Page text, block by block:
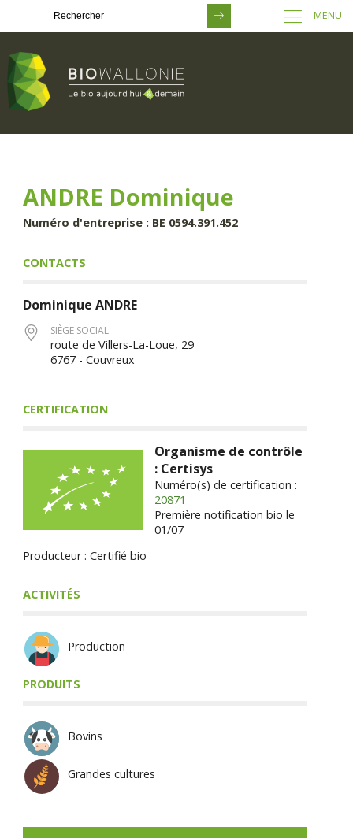
principal
MENU
ANDRE Dominique
Numéro d'entreprise : BE 0594.391.452
CONTACTS
Dominique ANDRE
SIÈGE SOCIAL
route de Villers-La-Loue, 29
6767 - Couvreux
CERTIFICATION
Organisme de contrôle
: Certisys
Numéro(s) de certification :
20871
Première notification bio le
01/07
Producteur : Certifié bio
ACTIVITÉS
Production
PRODUITS
Bovins
Grandes cultures